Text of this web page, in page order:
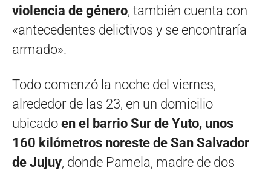
violencia de género, también cuenta con
«antecedentes delictivos y se encontraría
armado».
Todo comenzó la noche del viernes,
alrededor de las 23, en un domicilio
ubicado en el barrio Sur de Yuto, unos
160 kilómetros noreste de San Salvador
de Jujuy, donde Pamela, madre de dos